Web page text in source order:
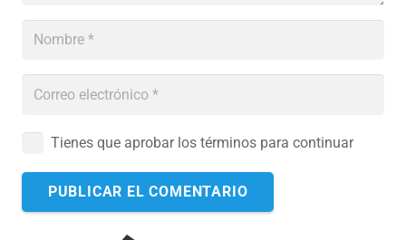
Tienes que aprobar los términos para continuar
PUBLICAR EL COMENTARIO